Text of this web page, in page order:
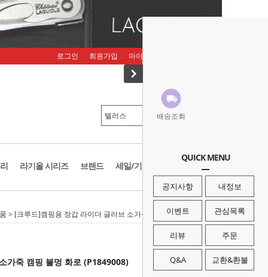
배송조회
QUICK MENU
공지사항 내정보
이벤트 관심목록
리뷰 주문
Q&A 교환&환불
로그인 회원가입 마이페이지
라기올 시리즈 브랜드 세일/기획존
> [크루드]캠핑용 장갑 라이더 글러브 소가죽 캠핑 불멍 화로 (P1849008)
가죽 캠핑 불멍 화로 (P1849008)